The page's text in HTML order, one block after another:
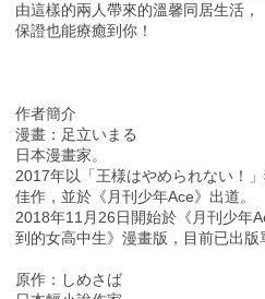
由這樣的兩人帶來的溫馨同居生活，
保證也能療癒到你！
作者簡介
漫畫：足立いまる
日本漫畫家。
2017年以「王様はやめられない！
佳作，並於《月刊少年Ace》出道。
2018年11月26日開始於《月刊少年
到的女高中生》漫畫版，目前已出版
原作：しめさば